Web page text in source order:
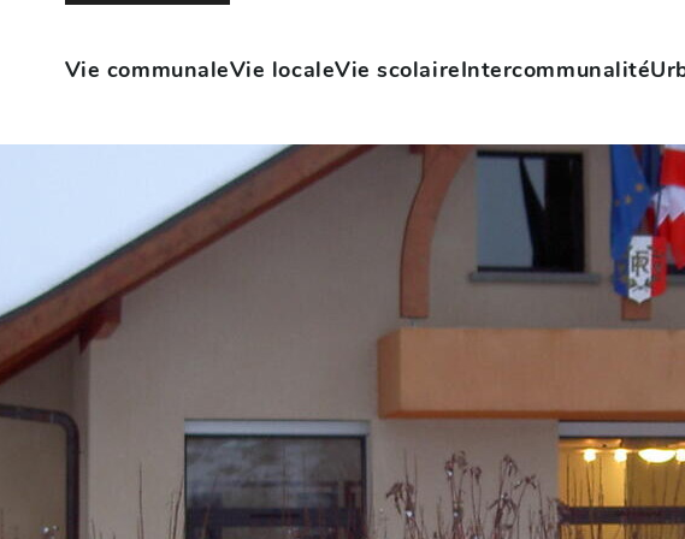
Vie communaleVie localeVie scolaireIntercommunalité